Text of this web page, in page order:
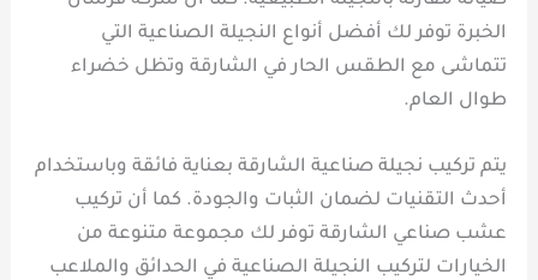
الخبرة توفر لك أفضل أنواع النجيلة الصناعية التي
تتماشى مع الطقس الحار في الشارقة وتظل خضراء
طوال العام.
يتم تركيب نجيلة صناعية الشارقة بعناية فائقة وباستخدام
أحدث التقنيات لضمان الثبات والجودة. كما أن تركيب
عشب صناعي الشارقة توفر لك مجموعة متنوعة من
الخيارات لتركيب النجيلة الصناعية في الحدائق والملاعب